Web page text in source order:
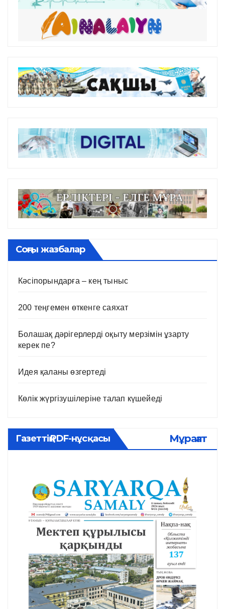
Соңғы жазбалар
Кәсіпорындарға – кең тыныс
200 теңгемен өткенге саяхат
Болашақ дәрігерлерді оқыту мерзімін ұзарту
керек пе?
Идея қаланы өзгертеді
Көлік жүргізушілеріне талап күшейеді
Газеттің PDF-нұсқасы Мұрағат